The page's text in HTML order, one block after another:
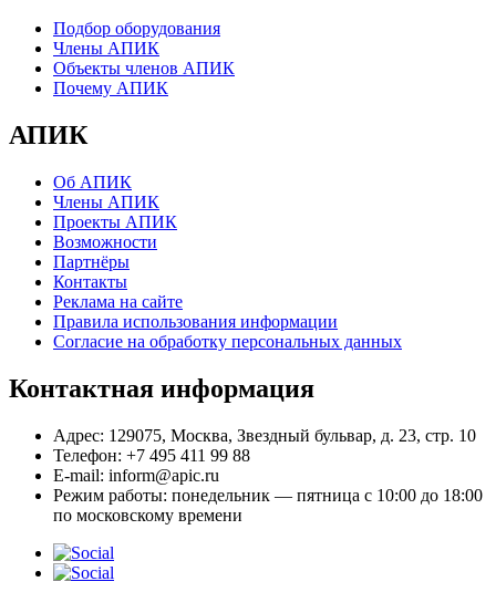
Подбор оборудования
Члены АПИК
Объекты членов АПИК
Почему АПИК
АПИК
Об АПИК
Члены АПИК
Проекты АПИК
Возможности
Партнёры
Контакты
Реклама на сайте
Правила использования информации
Согласие на обработку персональных данных
Контактная информация
Адрес: 129075, Москва, Звездный бульвар, д. 23, стр. 10
Телефон: +7 495 411 99 88
E-mail: inform@apic.ru
Режим работы: понедельник — пятница с 10:00 до 18:00
по московскому времени